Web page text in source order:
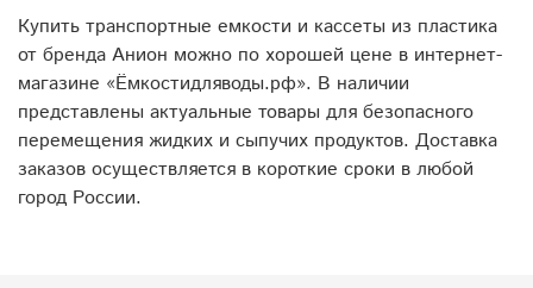
Купить транспортные емкости и кассеты из пластика
от бренда Анион можно по хорошей цене в интернет-
магазине «Ёмкостидляводы.рф». В наличии
представлены актуальные товары для безопасного
перемещения жидких и сыпучих продуктов. Доставка
заказов осуществляется в короткие сроки в любой
город России.